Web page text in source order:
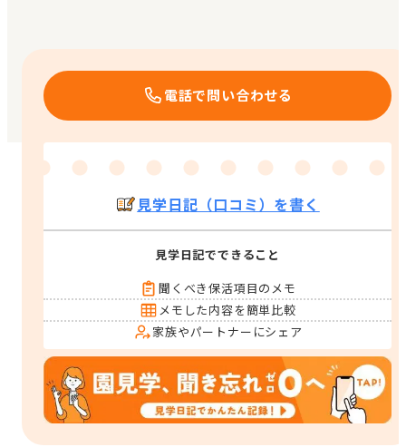
電話で問い合わせる
見学日記（口コミ）を書く
見学日記でできること
聞くべき保活項目のメモ
メモした内容を簡単比較
家族やパートナーにシェア